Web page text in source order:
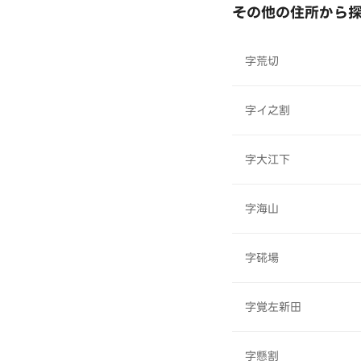
その他の住所から
字荒切
字イ之割
字大江下
字海山
字硴場
字覚左新田
字懸割